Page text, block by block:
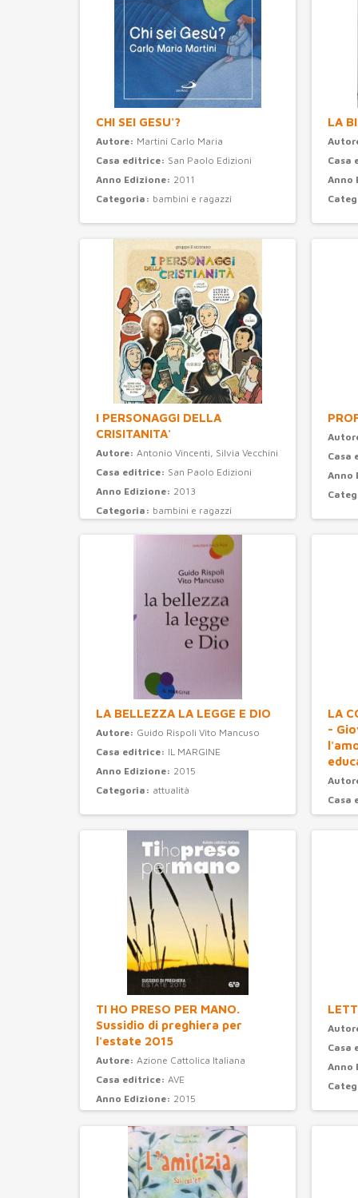
CHI SEI GESU'?
Autore: Martini Carlo Maria
Casa editrice: San Paolo Edizioni
Anno Edizione: 2011
Categoria: bambini e ragazzi
LA
Casa
Anno
I PERSONAGGI DELLA
CRISITANITA'
Autore: Antonio Vincenti, Silvia Vecchini
Casa editrice: San Paolo Edizioni
Anno Edizione: 2013
Categoria: bambini e ragazzi
Casa
Anno
LA BELLEZZA LA LEGGE E DIO
Autore: Guido Rispoli Vito Mancuso
Casa editrice: IL MARGINE
Anno Edizione: 2015
Categoria: attualità
LA
-
Casa
Anno
TI HO PRESO PER MANO.
Sussidio di preghiera per
l'estate 2015
Autore: Azione Cattolica Italiana
Casa editrice: AVE
Anno Edizione: 2015
Casa
Anno